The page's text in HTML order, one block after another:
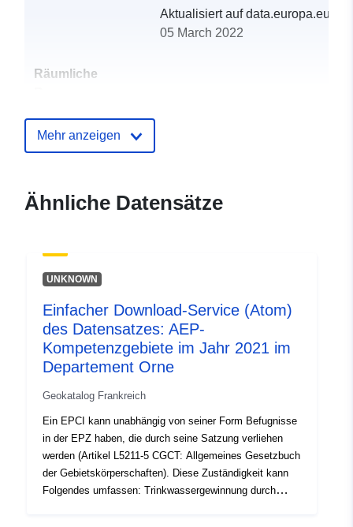
Aktualisiert auf data.europa.eu:
05 March 2022
Räumliche
Identifikatoren:
db4f-4f51-a059-
4485-93ef-cc7e0cffd4b8
Typ:
Ressource:
http://inspire.ec.europa.eu/
codelist/ResourceType/services
Mehr anzeigen
Ähnliche Datensätze
UNKNOWN
Einfacher Download-Service (Atom)
des Datensatzes: AEP-
Kompetenzgebiete im Jahr 2021 im
Departement Orne
Geokatalog Frankreich
Ein EPCI kann unabhängig von seiner Form Befugnisse
in der EPZ haben, die durch seine Satzung verliehen
werden (Artikel L5211-5 CGCT: Allgemeines Gesetzbuch
der Gebietskörperschaften). Diese Zuständigkeit kann
Folgendes umfassen: Trinkwassergewinnung durch